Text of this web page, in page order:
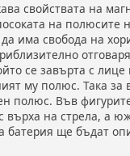
свойствата на
на
има свобода на
се завърта с
му полюс. Така за
Във
върха на стрела, а
ще бъдат